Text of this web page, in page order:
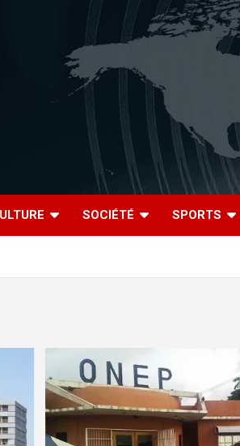
SOCIÉTÉ SPORTS